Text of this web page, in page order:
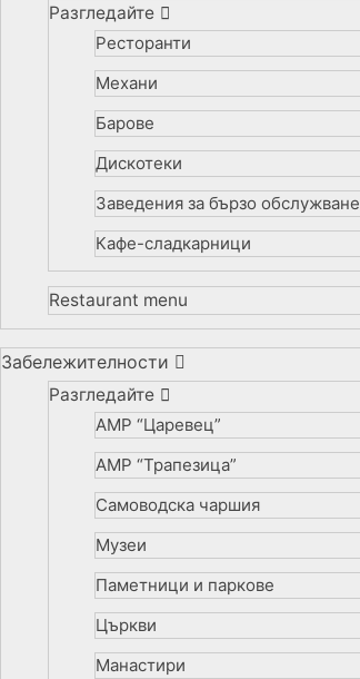
Разгледайте
Ресторанти
Механи
Барове
Дискотеки
Заведения за бързо обслужване
Кафе-сладкарници
Restaurant menu
Забележителности
Разгледайте
АМР “Царевец”
АМР “Трапезица”
Самоводска чаршия
Музеи
Паметници и паркове
Църкви
Манастири